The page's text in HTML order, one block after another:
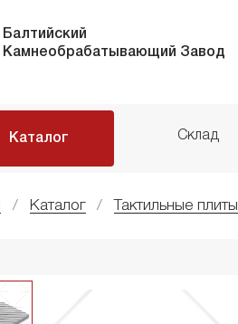
Балтийский
Камнеобрабатывающий Завод
Каталог Склад
Каталог Тактильные плиты